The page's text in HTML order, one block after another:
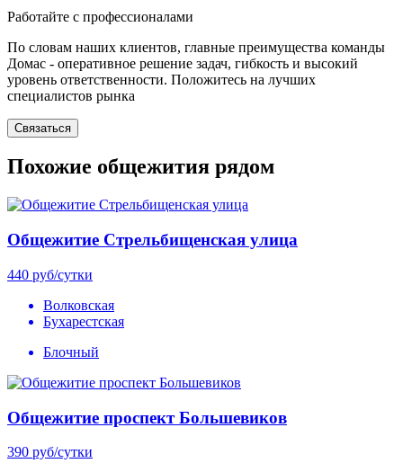
Работайте с профессионалами
По словам наших клиентов, главные преимущества команды
Домас - оперативное решение задач, гибкость и высокий
уровень ответственности. Положитесь на лучших
специалистов рынка
Связаться
Похожие общежития рядом
Общежитие Стрельбищенская улица
440 руб/сутки
Волковская
Бухарестская
Блочный
Общежитие проспект Большевиков
390 руб/сутки